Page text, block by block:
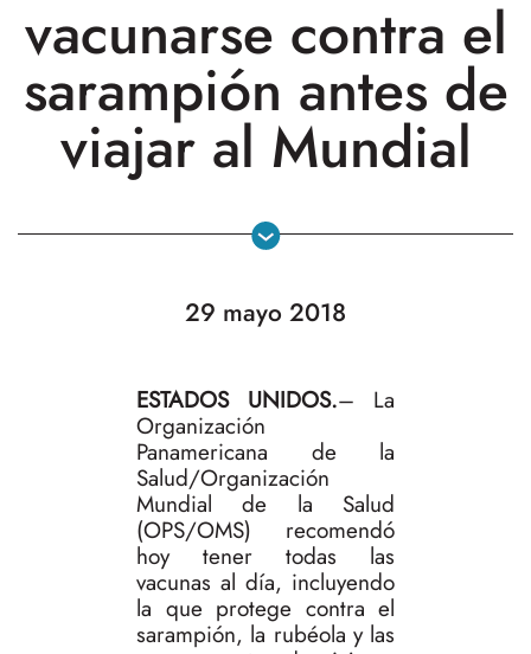
vacunarse contra el
sarampión antes de
viajar al Mundial
29 mayo 2018
ESTADOS UNIDOS.– La
Organización
Panamericana de la
Salud/Organización
Mundial de la Salud
(OPS/OMS) recomendó
hoy tener todas las
vacunas al día, incluyendo
la que protege contra el
sarampión, la rubéola y las